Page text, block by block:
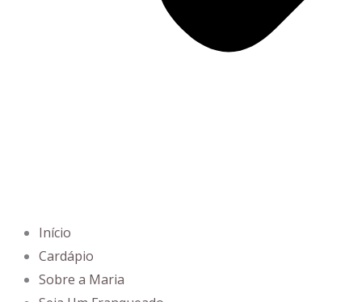
Início
Cardápio
Sobre a Maria